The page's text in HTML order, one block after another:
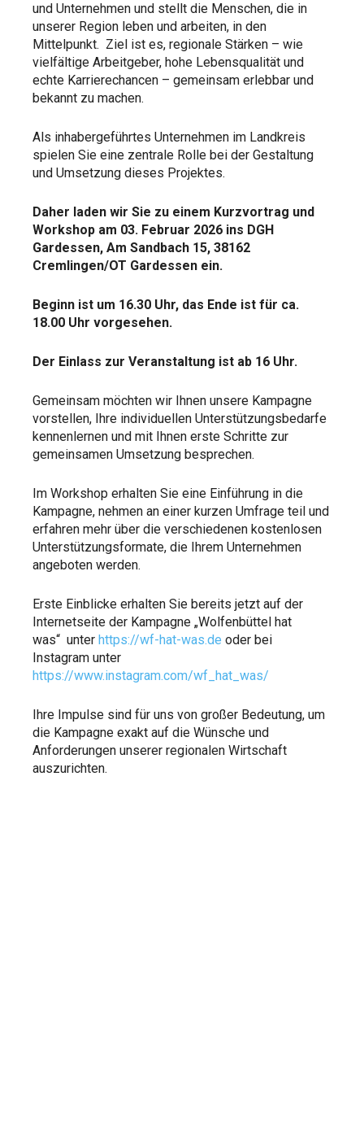
und Unternehmen und stellt die Menschen, die in
unserer Region leben und arbeiten, in den
Mittelpunkt. Ziel ist es, regionale Stärken – wie
vielfältige Arbeitgeber, hohe Lebensqualität und
echte Karrierechancen – gemeinsam erlebbar und
bekannt zu machen.
Als inhabergeführtes Unternehmen im Landkreis
spielen Sie eine zentrale Rolle bei der Gestaltung
und Umsetzung dieses Projektes.
Daher laden wir Sie zu einem Kurzvortrag und
Workshop am 03. Februar 2026 ins DGH
Gardessen, Am Sandbach 15, 38162
Cremlingen/OT Gardessen ein.
Beginn ist um 16.30 Uhr, das Ende ist für ca.
18.00 Uhr vorgesehen.
Der Einlass zur Veranstaltung ist ab 16 Uhr.
Gemeinsam möchten wir Ihnen unsere Kampagne
vorstellen, Ihre individuellen Unterstützungsbedarfe
kennenlernen und mit Ihnen erste Schritte zur
gemeinsamen Umsetzung besprechen.
Im Workshop erhalten Sie eine Einführung in die
Kampagne, nehmen an einer kurzen Umfrage teil und
erfahren mehr über die verschiedenen kostenlosen
Unterstützungsformate, die Ihrem Unternehmen
angeboten werden.
Erste Einblicke erhalten Sie bereits jetzt auf der
Internetseite der Kampagne „Wolfenbüttel hat
was“ unter https://wf-hat-was.de oder bei
Instagram unter
https://www.instagram.com/wf_hat_was/
Ihre Impulse sind für uns von großer Bedeutung, um
die Kampagne exakt auf die Wünsche und
Anforderungen unserer regionalen Wirtschaft
auszurichten.